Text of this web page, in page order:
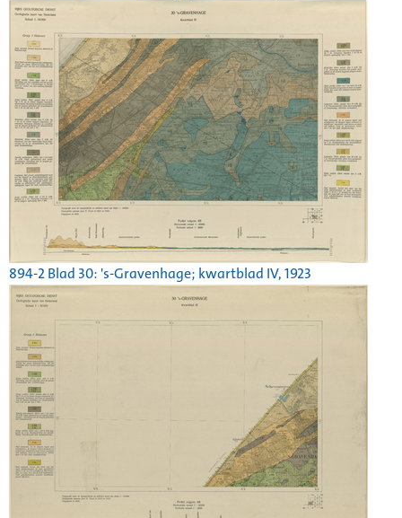
894-2 Blad 30: 's-Gravenhage; kwartblad IV, 1923